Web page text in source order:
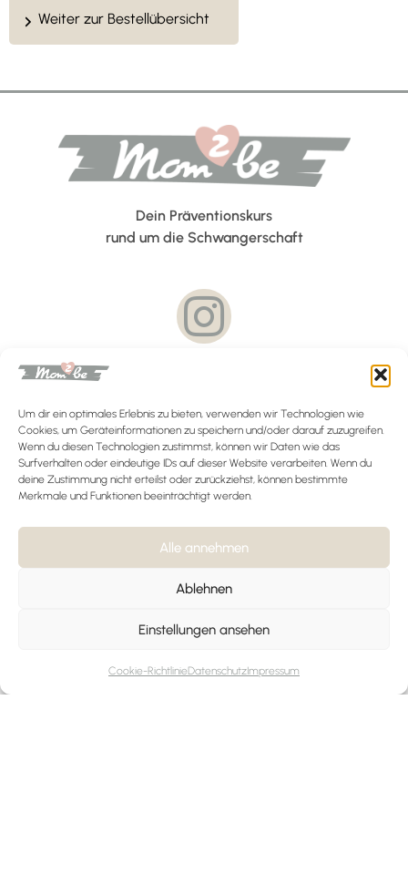
Um dir ein optimales Erlebnis zu bieten, verwenden wir Technologien wie
Cookies, um Geräteinformationen zu speichern und/oder darauf zuzugreifen.
Wenn du diesen Technologien zustimmst, können wir Daten wie das
Surfverhalten oder eindeutige IDs auf dieser Website verarbeiten. Wenn du
deine Zustimmung nicht erteilst oder zurückziehst, können bestimmte
Merkmale und Funktionen beeinträchtigt werden.
Alle annehmen
Ablehnen
Einstellungen ansehen
Cookie-RichtlinieDatenschutzImpressum
Weiter zur Bestellübersicht
Dein Präventionskurs
rund um die Schwangerschaft
Folge uns auf Instagram und verpasse keine News und Infos
mehr zu unseren Kursen und dem Team!
FAQ
Kontakt
Impressum
AGB
Widerrufsbelehrung
Datenschutz